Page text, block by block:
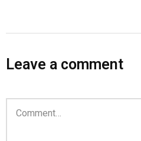
Leave a comment